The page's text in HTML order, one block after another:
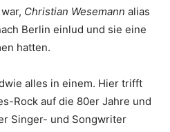
Christian Wesemann alias
Berlin einlud und sie eine
hatten.
alles in einem. Hier trifft
Rock auf die 80er Jahre und
Singer- und Songwriter